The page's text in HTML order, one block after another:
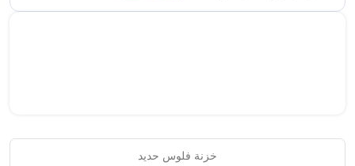
خزنة فلوس حديد